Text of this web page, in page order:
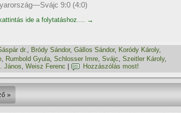
9:0 (4:0)
ide a folytatáshoz.... →
dr., Bródy Sándor, Gállos Sándor, Koródy Károly,
, Rumbold Gyula, Schlosser Imre, Svájc, Szeitler Károly,
János, Weisz Ferenc Hozzászólás most!
»